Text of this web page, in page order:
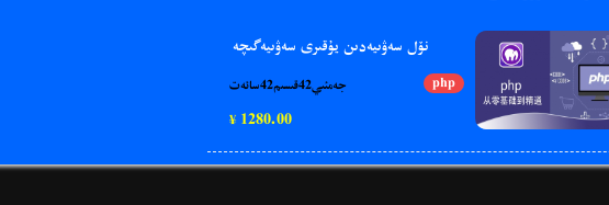
نۆل سەۋىيەدىن يۇقىرى سەۋىيەگىچە
php جەمئىي42قىسىم42سائەت
¥ 1280.00